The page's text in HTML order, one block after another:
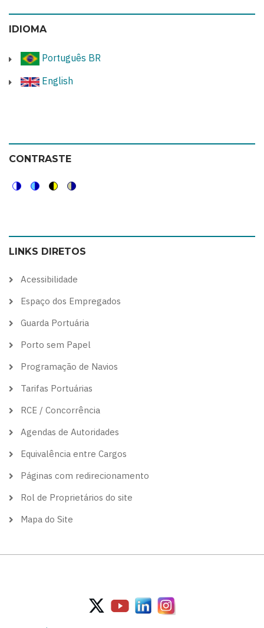
IDIOMA
Português BR
English
CONTRASTE
color
theme
blue
theme
high
visibility
soft
theme
LINKS DIRETOS
Acessibilidade
Espaço dos Empregados
Guarda Portuária
Porto sem Papel
Programação de Navios
Tarifas Portuárias
RCE / Concorrência
Agendas de Autoridades
Equivalência entre Cargos
Páginas com redirecionamento
Rol de Proprietários do site
Mapa do Site